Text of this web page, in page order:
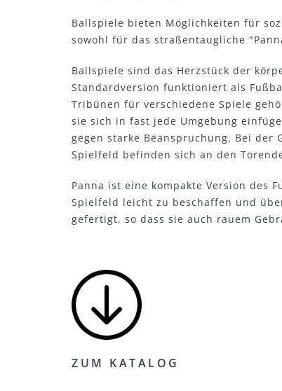
Ballspiele bieten Möglichkeiten für
sowohl für das straßentaugliche
Ballspiele sind das Herzstück der
Standardversion funktioniert als
Tribünen für verschiedene Spiele
sie sich in fast jede Umgebung
gegen starke Beanspruchung. Bei der
Spielfeld befinden sich an den
Panna ist eine kompakte Version des
Spielfeld leicht zu beschaffen und
gefertigt, so dass sie auch rauem
ZUM KATALOG